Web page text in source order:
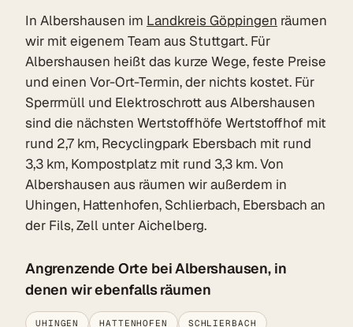
In Albershausen im Landkreis Göppingen räumen
wir mit eigenem Team aus Stuttgart. Für
Albershausen heißt das kurze Wege, feste Preise
und einen Vor-Ort-Termin, der nichts kostet. Für
Sperrmüll und Elektroschrott aus Albershausen
sind die nächsten Wertstoffhöfe Wertstoffhof mit
rund 2,7 km, Recyclingpark Ebersbach mit rund
3,3 km, Kompostplatz mit rund 3,3 km. Von
Albershausen aus räumen wir außerdem in
Uhingen, Hattenhofen, Schlierbach, Ebersbach an
der Fils, Zell unter Aichelberg.
Angrenzende Orte bei Albershausen, in
denen wir ebenfalls räumen
UHINGEN HATTENHOFEN SCHLIERBACH